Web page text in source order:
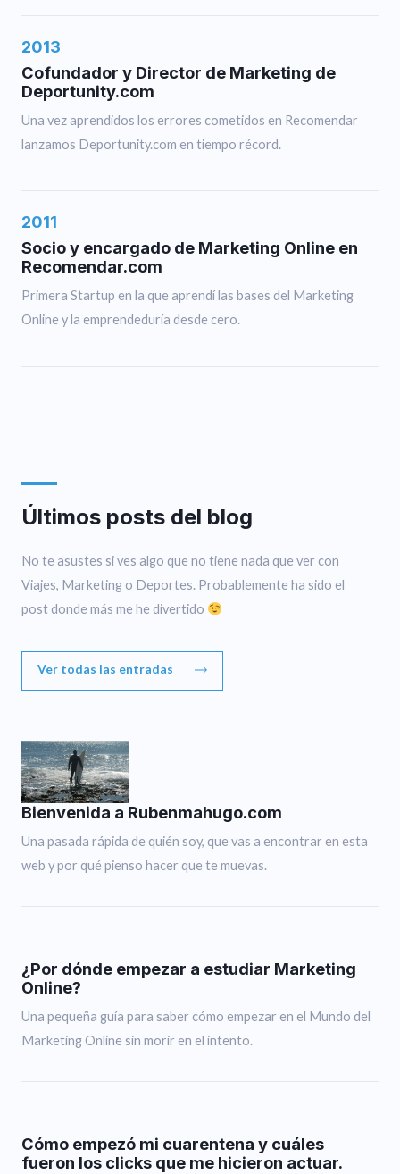
2013
Cofundador y Director de Marketing de
Deportunity.com
Una vez aprendidos los errores cometidos en Recomendar
lanzamos Deportunity.com en tiempo récord.
2011
Socio y encargado de Marketing Online en
Recomendar.com
Primera Startup en la que aprendí las bases del Marketing
Online y la emprendeduría desde cero.
Últimos posts del blog
No te asustes si ves algo que no tiene nada que ver con
Viajes, Marketing o Deportes. Probablemente ha sido el
post donde más me he divertido
Ver todas las entradas
Bienvenida a Rubenmahugo.com
Una pasada rápida de quién soy, que vas a encontrar en esta
web y por qué pienso hacer que te muevas.
¿Por dónde empezar a estudiar Marketing
Online?
Una pequeña guía para saber cómo empezar en el Mundo del
Marketing Online sin morir en el intento.
Cómo empezó mi cuarentena y cuáles
fueron los clicks que me hicieron actuar.